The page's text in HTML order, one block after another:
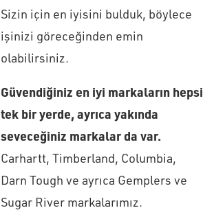
Sizin için en iyisini bulduk, böylece
işinizi göreceğinden emin
olabilirsiniz.
Güvendiğiniz en iyi markaların hepsi
tek bir yerde, ayrıca yakında
seveceğiniz markalar da var.
Carhartt, Timberland, Columbia,
Darn Tough ve ayrıca Gemplers ve
Sugar River markalarımız.